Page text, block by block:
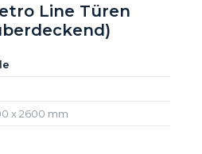
Line Türen
x 2600 mm